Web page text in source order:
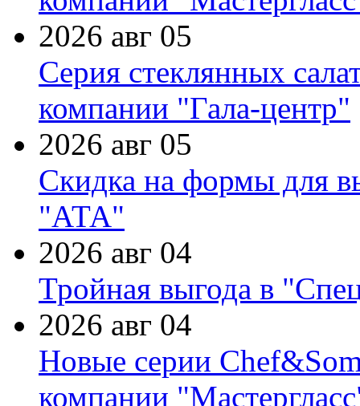
2026 авг 05
Серия стеклянных
компании "Гала-центр"
2026 авг 05
Скидка на формы для
"АТА"
2026 авг 04
Тройная выгода в
2026 авг 04
Новые серии
компании